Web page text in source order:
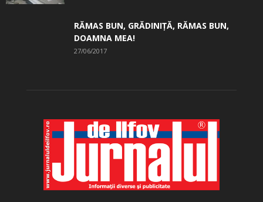
RĂMAS BUN, GRĂDINIŢĂ, ­RĂMAS BUN,
DOAMNA MEA!
27/06/2017